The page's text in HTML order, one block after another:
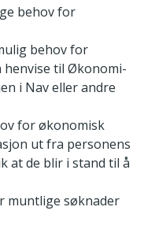
behov for
behov for
henvise til Økonomi-
i Nav eller andre
for økonomisk
ut fra personens
at de blir i stand til å
muntlige søknader